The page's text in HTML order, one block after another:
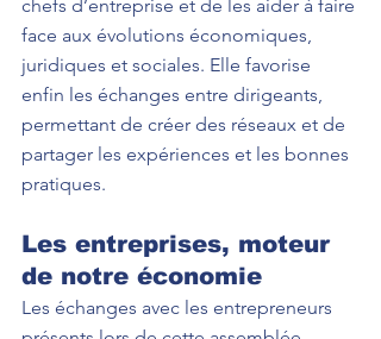
chefs d’entreprise et de les aider à faire
face aux évolutions économiques,
juridiques et sociales. Elle favorise
enfin les échanges entre dirigeants,
permettant de créer des réseaux et de
partager les expériences et les bonnes
pratiques.
Les entreprises, moteur
de notre économie
Les échanges avec les entrepreneurs